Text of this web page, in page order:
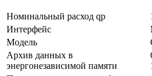
Номинальный расход qp
Интерфейс
Модель
Архив данных в
энергонезависимой памяти